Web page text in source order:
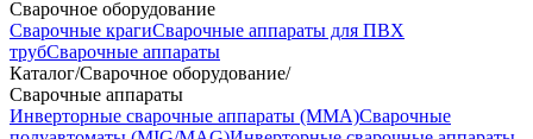
Сварочное оборудование
Сварочные крагиСварочные аппараты для ПВХ
трубСварочные аппараты
Каталог/Сварочное оборудование/
Сварочные аппараты
Инверторные сварочные аппараты (ММА)Сварочные